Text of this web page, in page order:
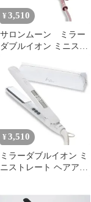
¥ 3,510
サロンムーン ミラー
ダブルイオン ミニスト
20mm 80℃?230℃ 海外
対応 交流(コード)式 モ
ーヴピンク SLM110
¥ 3,510
ミラーダブルイオン ミ
ニストレート ヘアアイ